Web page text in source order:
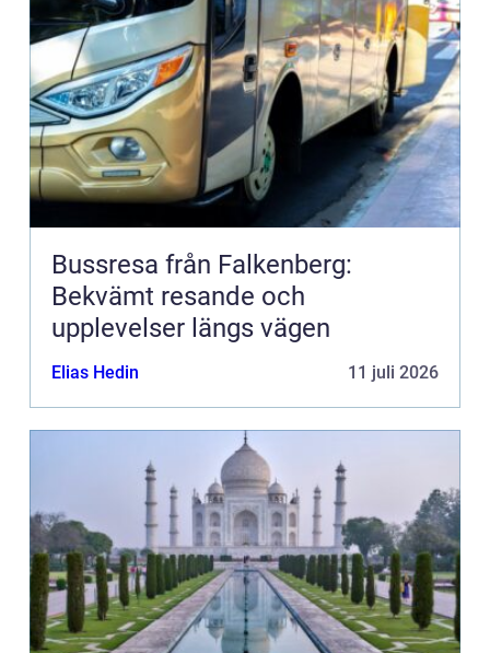
Bussresa från Falkenberg:
Bekvämt resande och
upplevelser längs vägen
Elias Hedin 11 juli 2026